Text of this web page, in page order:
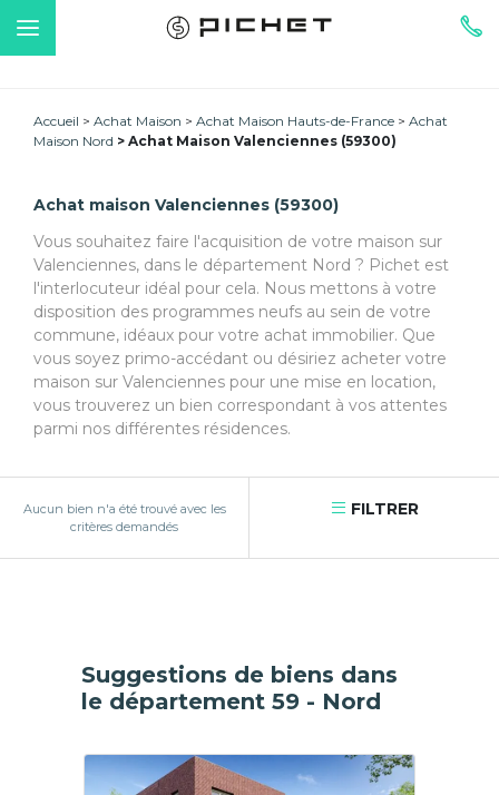
Accueil Achat Maison Achat Maison Hauts-de-France
Achat
Maison Nord
Achat Maison Valenciennes (59300)
Achat maison Valenciennes (59300)
Vous souhaitez faire l'acquisition de votre maison sur
Valenciennes, dans le département Nord ? Pichet est
l'interlocuteur idéal pour cela. Nous mettons à votre
disposition des programmes neufs au sein de votre
commune, idéaux pour votre achat immobilier. Que
vous soyez primo-accédant ou désiriez acheter votre
maison sur Valenciennes pour une mise en location,
vous trouverez un bien correspondant à vos attentes
parmi nos différentes résidences.
Aucun bien n'a été trouvé avec les
critères demandés
FILTRER
Suggestions de biens dans
le département 59 - Nord